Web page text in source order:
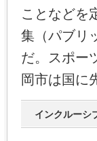
ことなどを
集（パブリ
だ。スポー
岡市は国に
インクルーシ